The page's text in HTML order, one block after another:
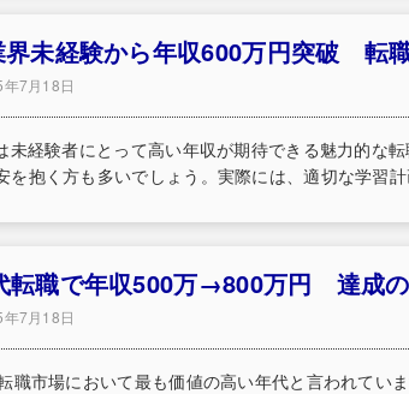
界未経験から年収600万円突破 転
7月18日
未経験者にとって高い年収が期待できる魅力的な
を抱く方も多いでしょう。実際には、適切な学習
転職で年収500万→800万円 達成
7月18日
職市場において最も価値の高い年代と言われてい